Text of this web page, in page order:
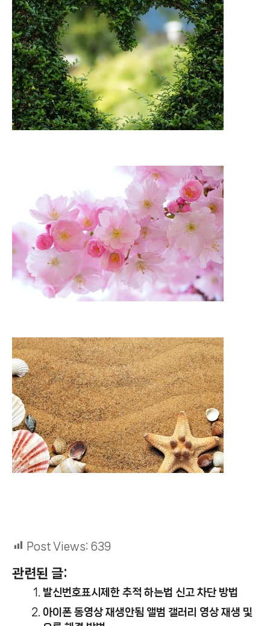
Post Views: 639
관련된 글:
발신번호표시제한 추적 하는법 신고 차단 방법
아이폰 동영상 재생안됨 앨범 갤러리 영상 재생 및